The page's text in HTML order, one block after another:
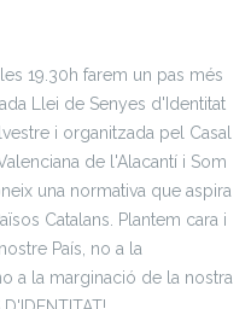
19.30h farem un pas més
Llei de Senyes d'Identitat
i organitzada pel Casal
de l'Alacantí i Som
una normativa que aspira
Catalans. Plantem cara i
País, no a la
a la marginació de la nostra